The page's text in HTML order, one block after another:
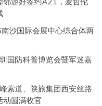
沙国际会展中心综合体两
国防科普博览会暨军迷嘉
索道、陕旅集团西安丝路
动圆满收官